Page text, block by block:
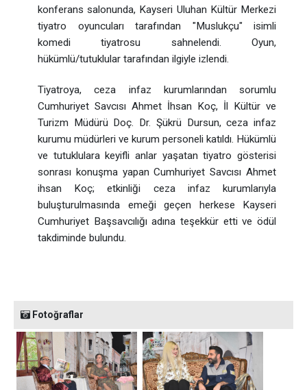
konferans salonunda, Kayseri Uluhan Kültür Merkezi
tiyatro oyuncuları tarafından "Muslukçu" isimli
komedi tiyatrosu sahnelendi. Oyun,
hükümlü/tutuklular tarafından ilgiyle izlendi.
Tiyatroya, ceza infaz kurumlarından sorumlu
Cumhuriyet Savcısı Ahmet İhsan Koç, İl Kültür ve
Turizm Müdürü Doç. Dr. Şükrü Dursun, ceza infaz
kurumu müdürleri ve kurum personeli katıldı. Hükümlü
ve tutuklulara keyifli anlar yaşatan tiyatro gösterisi
sonrası konuşma yapan Cumhuriyet Savcısı Ahmet
ihsan Koç; etkinliği ceza infaz kurumlarıyla
buluşturulmasında emeği geçen herkese Kayseri
Cumhuriyet Başsavcılığı adına teşekkür etti ve ödül
takdiminde bulundu.
Fotoğraflar